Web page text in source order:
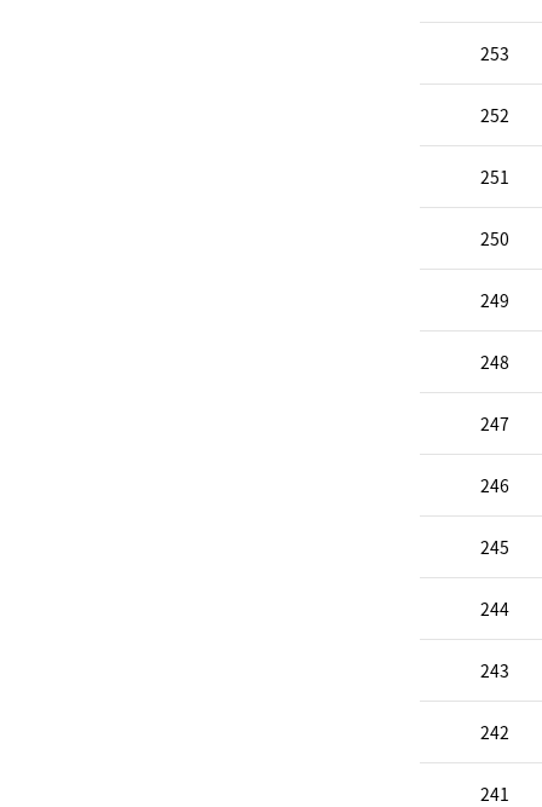
253
252
251
250
249
248
247
246
245
244
243
242
241